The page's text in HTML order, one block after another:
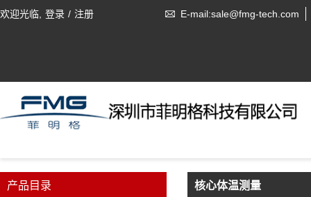
欢迎光临, 登录 / 注册 E-mail:sale@fmg-tech.com
产品目录 核心体温测量